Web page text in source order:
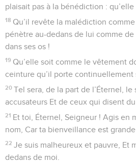
plaisait pas à la bénédiction : qu’elle
18 Qu’il revête la malédiction
pénètre au-dedans de lui comme de
dans ses os !
19 Qu’elle soit comme le vêtement
ceinture qu’il porte continuellement
20 Tel sera, de la part de l’Éternel, le
accusateurs Et de ceux qui disent
21 Et toi, Éternel, Seigneur ! Agis en
nom, Car ta bienveillance est
22 Je suis malheureux et pauvre, Et
dedans de moi.